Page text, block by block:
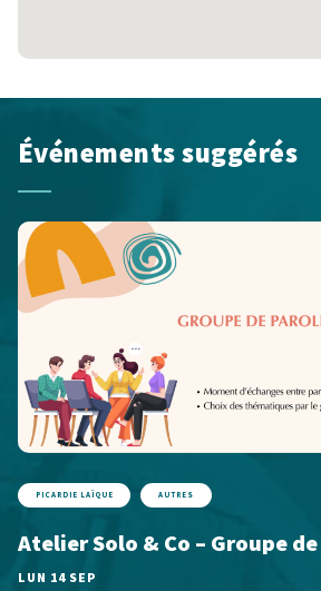
Événements suggérés
PICARDIE LAÏQUE AUTRES
Atelier Solo & Co – Groupe
LUN 14 SEP